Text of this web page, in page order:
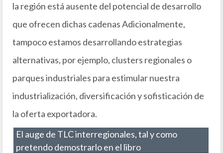
la región está ausente del potencial de desarrollo
que ofrecen dichas cadenas Adicionalmente,
tampoco estamos desarrollando estrategias
alternativas, por ejemplo, clusters regionales o
parques industriales para estimular nuestra
industrialización, diversificación y sofisticación de
la oferta exportadora.
El auge de TLC interregionales, tal y como
pretendo demostrarlo en el libro